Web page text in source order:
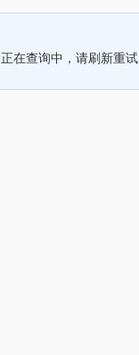
正在查询中，请刷新重试